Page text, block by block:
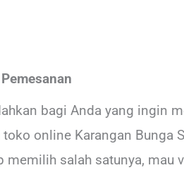
bagi Anda yang ingin
online Karangan Bunga
salah satunya, mau